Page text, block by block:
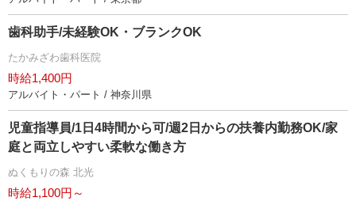
歯科助手/未経験OK・ブランクOK
たかみざわ歯科医院
時給1,400円
アルバイト・パート / 神奈川県
児童指導員/1日4時間から可/週2日からの扶養内勤務OK/家
庭と両立しやすい柔軟な働き方
ぬくもりの森 北光
時給1,100円～